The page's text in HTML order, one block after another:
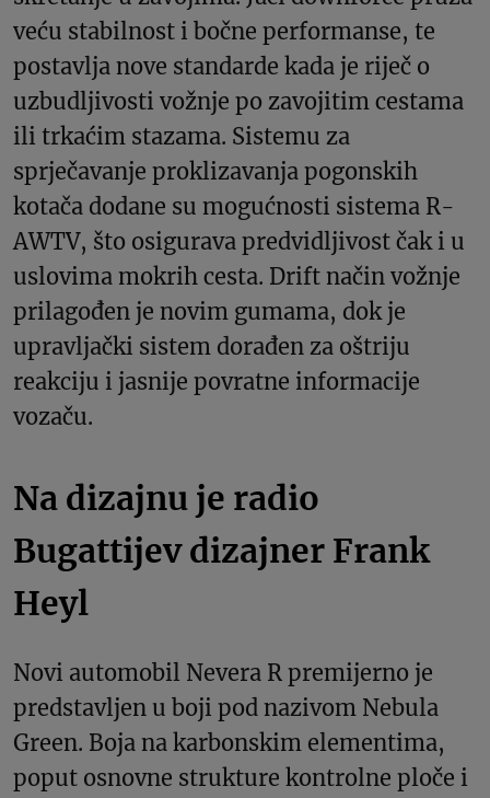
veću stabilnost i bočne performanse, te
postavlja nove standarde kada je riječ o
uzbudljivosti vožnje po zavojitim cestama
ili trkaćim stazama. Sistemu za
sprječavanje proklizavanja pogonskih
kotača dodane su mogućnosti sistema R-
AWTV, što osigurava predvidljivost čak i u
uslovima mokrih cesta. Drift način vožnje
prilagođen je novim gumama, dok je
upravljački sistem dorađen za oštriju
reakciju i jasnije povratne informacije
vozaču.
Na dizajnu je radio
Bugattijev dizajner Frank
Heyl
Novi automobil Nevera R premijerno je
predstavljen u boji pod nazivom Nebula
Green. Boja na karbonskim elementima,
poput osnovne strukture kontrolne ploče i